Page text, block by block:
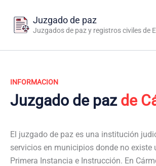
contenido
Juzgado de paz
Juzgados de paz y registros civiles de
INFORMACION
Juzgado de paz de
El juzgado de paz es una institución
servicios en municipios donde no existe
Primera Instancia e Instrucción. En